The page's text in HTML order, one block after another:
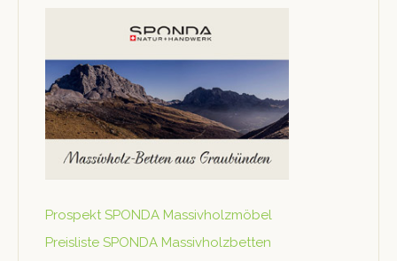
Prospekt SPONDA Massivholzmöbel
Preis­liste SPONDA Massivholzbetten